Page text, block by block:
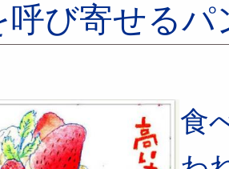
呼び寄せるパ
食